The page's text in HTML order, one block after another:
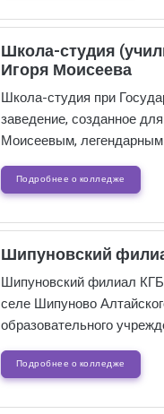
Школа-студия
Игоря Моисеева
Школа-студия при
заведение, созданное
Моисеевым,
Подробнее о колледже
Шипуновский
Шипуновский филиал
селе Шипуново
образовательного
Подробнее о колледже